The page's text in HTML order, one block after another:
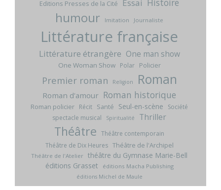
Editions Presses de la Cité Essai
humour Imitation Journaliste
Littérature française
Littérature étrangère One man show
One Woman Show Polar Policier
Premier roman Religion Roman
Roman d'amour Roman historique
Roman policier Récit Santé Seul-en-scène
Société
spectacle musical
Spiritualité Thriller
Théâtre Théâtre contemporain
Théâtre de Dix Heures Théâtre de l'Archipel
Théâtre de l'Atelier théâtre du Gymnase Marie-Bell
éditions Grasset
éditions Macha Publishing
éditions Michel de Maule